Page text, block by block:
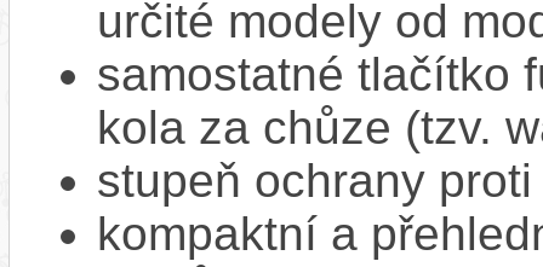
určité modely od
samostatné tlačítko
kola za chůze (tzv.
stupeň ochrany
kompaktní a